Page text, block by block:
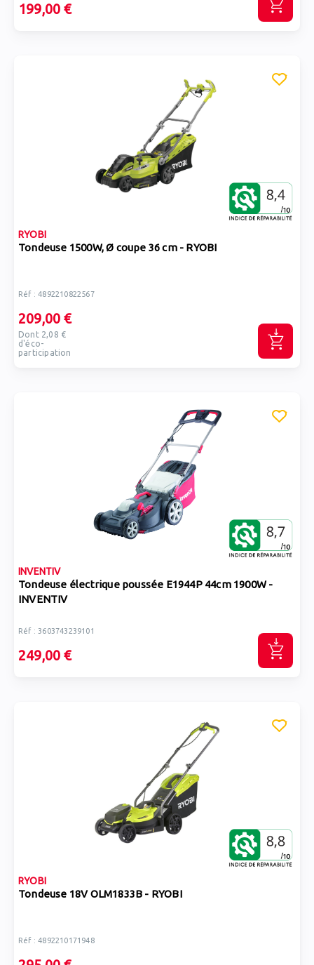
199,00 €
RYOBI
Tondeuse 1500W, Ø coupe 36 cm - RYOBI
Réf : 4892210822567
209,00 €
Dont 2,08 €
d'éco-
participation
INVENTIV
Tondeuse électrique poussée E1944P 44cm 1900W -
INVENTIV
Réf : 3603743239101
249,00 €
RYOBI
Tondeuse 18V OLM1833B - RYOBI
Réf : 4892210171948